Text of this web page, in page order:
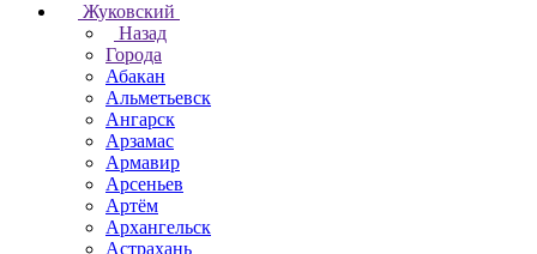
Жуковский
Назад
Города
Абакан
Альметьевск
Ангарск
Арзамас
Армавир
Арсеньев
Артём
Архангельск
Астрахань